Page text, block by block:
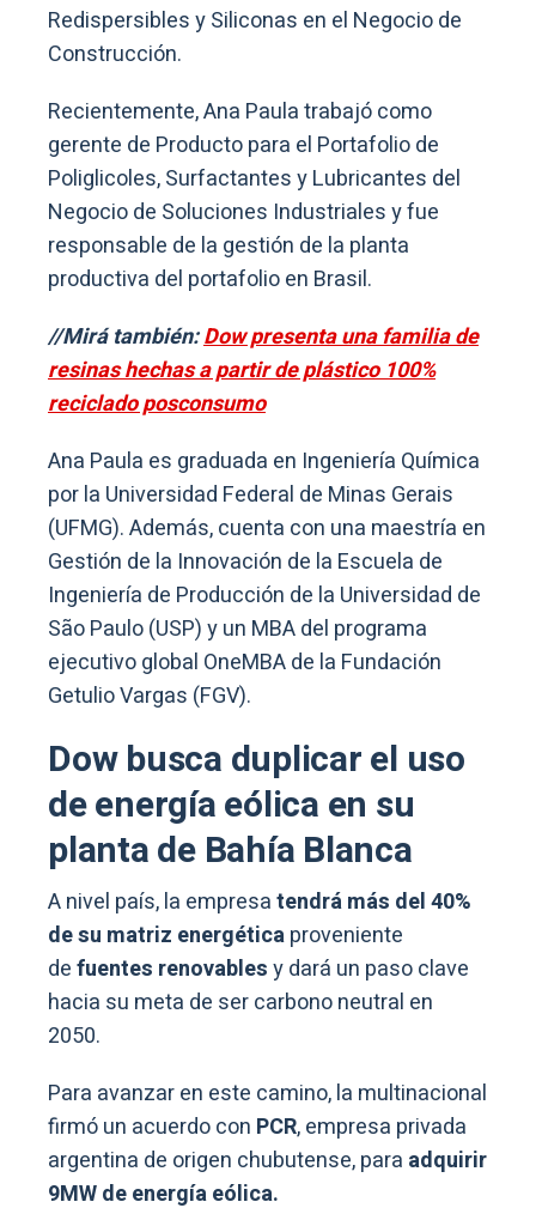
Redispersibles y Siliconas en el Negocio de
Construcción.
Recientemente, Ana Paula trabajó como
gerente de Producto para el Portafolio de
Poliglicoles, Surfactantes y Lubricantes del
Negocio de Soluciones Industriales y fue
responsable de la gestión de la planta
productiva del portafolio en Brasil.
//Mirá también:Dow presenta una familia de
resinas hechas a partir de plástico 100%
reciclado posconsumo
Ana Paula es graduada en Ingeniería Química
por la Universidad Federal de Minas Gerais
(UFMG). Además, cuenta con una maestría en
Gestión de la Innovación de la Escuela de
Ingeniería de Producción de la Universidad de
São Paulo (USP) y un MBA del programa
ejecutivo global OneMBA de la Fundación
Getulio Vargas (FGV).
Dow busca duplicar el uso
de energía eólica en su
planta de Bahía Blanca
A nivel país, la empresatendrá más del 40%
de su matriz energéticaproveniente
defuentes renovablesy dará un paso clave
hacia su meta de ser carbono neutral en
2050.
Para avanzar en este camino, la multinacional
firmó un acuerdo con PCR, empresa privada
argentina de origen chubutense, para adquirir
9MW de energía eólica.